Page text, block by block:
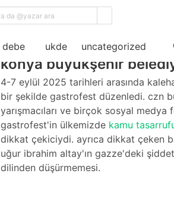
debe ukde uncategorized
konya büyükşehir
4-7 eylül 2025 tarihleri arasında
bir şekilde gastrofest düzenledi. czn
yarışmacıları ve birçok sosyal
gastrofest'in ülkemizde kamu
dikkat çekiciydi. ayrıca dikkat çeken
uğur i̇brahim altay'ın gazze'deki
dilinden düşürmemesi.